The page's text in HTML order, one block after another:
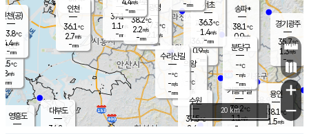
의도
℃
m/s
mm
영흥도
과천
36.7℃
0.9m/s
- mm
용인
38.1℃
1.5m/s
경기광주
35.7℃
1.3m/s
-mm
대부도
34.2
-mm
의왕
- ℃
m/s
mm
광명
37.3 ℃
2.1 m/s
-mm
37.1℃
1.1 m/s
-mm
구로
38.2℃
2.2m/s
-mm
송파*
38.1℃
0.9m/s
-mm
서초
36.3℃
1.4m/s
-mm
기흥구갈
38.2℃
1.1m/s
-
수리산길
-℃
-m/s
-mm
분당구
-℃
-m/s
-mm
인천(공)
33.8℃
4.4m/s
-mm
m/s
-mm
수원
37.5℃
2.4 m/s
인천
36.1℃
2.7m/s
-mm
-mm
+
−
20 km